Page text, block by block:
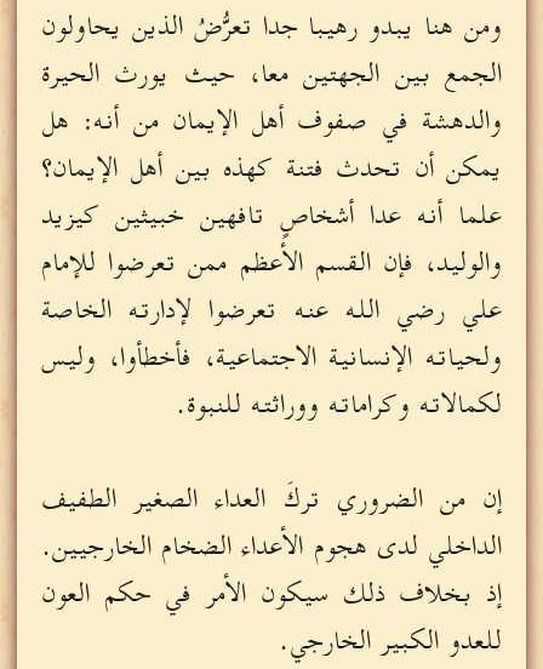
ومن هنا يبدو رهيبا جدا تعرُّضُ الذين يحاولون
الجمع بين الجهتين معا، حيث يورث الحيرة
والدهشة في صفوف أهل الإيمان من أنه: هل
يمكن أن تحدث فتنة كهذه بين أهل الإيمان؟
علما أنه عدا أشخاصٍ تافهين خبيثين كيزيد
والوليد، فإن القسم الأعظم ممن تعرضوا للإمام
علي رضي الله عنه تعرضوا لإدارته الخاصة
ولحياته الإنسانية الاجتماعية، فأخطأوا، وليس
لكمالاته وكراماته ووراثته للنبوة.
إن من الضروري تركَ العداء الصغير الطفيف
الداخلي لدى هجوم الأعداء الضخام الخارجيين.
إذ بخلاف ذلك سيكون الأمر في حكم العون
للعدو الكبير الخارجي.